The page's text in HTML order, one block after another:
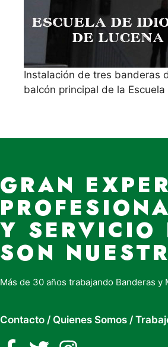
Instalación de tres banderas
balcón principal de la
GRAN
Y SERVICIO
SON
Más de 30 años trabajando Banderas
Contacto / Quienes Somos /